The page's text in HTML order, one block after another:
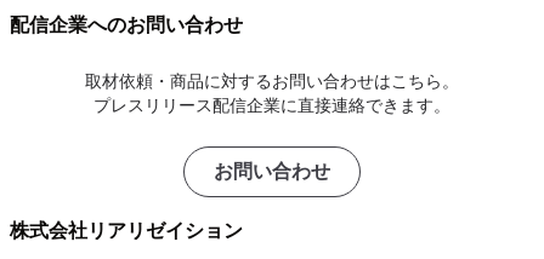
配信企業へのお問い合わせ
取材依頼・商品に対するお問い合わせはこちら。
プレスリリース配信企業に直接連絡できます。
お問い合わせ
株式会社リアリゼイション